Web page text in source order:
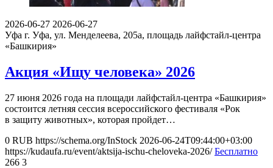
2026-06-27 2026-06-27
Уфа г. Уфа, ул. Менделеева, 205а, площадь лайфстайл-центра
«Башкирия»
Акция «Ищу человека» 2026
27 июня 2026 года на площади лайфстайл-центра «Башкирия»
состоится летняя сессия всероссийского фестиваля «Рок
в защиту животных», которая пройдет…
0 RUB https://schema.org/InStock 2026-06-24T09:44:00+03:00
https://kudaufa.ru/event/aktsija-ischu-cheloveka-2026/ Бесплатно
266 3